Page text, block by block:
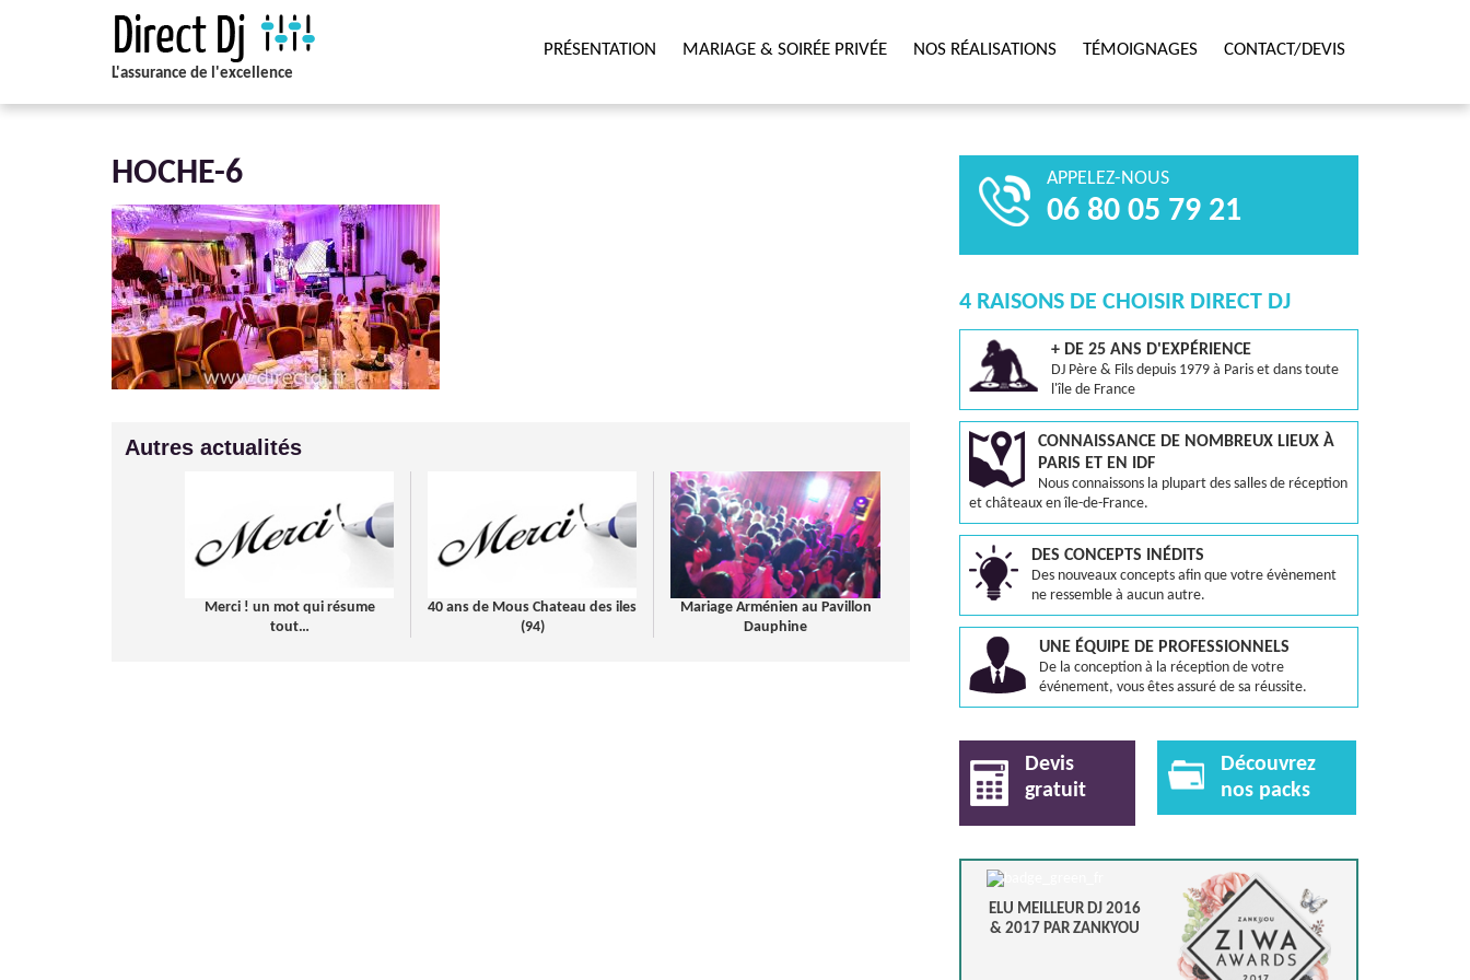
L'assurance de l'excellence
PRÉSENTATION MARIAGE & SOIRÉE PRIVÉE NOS RÉALISATIONS TÉMOIGNAGES CONTACT/DEVIS
HOCHE-6
Autres actualités
Merci ! un mot qui résume
tout…
40 ans de Mous Chateau des iles
(94)
Mariage Arménien au Pavillon
Dauphine
APPELEZ-NOUS
06 80 05 79 21
4 RAISONS DE CHOISIR DIRECT DJ
+ DE 25 ANS D'EXPÉRIENCE
DJ Père & Fils depuis 1979 à Paris et dans toute
l'île de France
CONNAISSANCE DE NOMBREUX LIEUX À
PARIS ET EN IDF
Nous connaissons la plupart des salles de réception
et châteaux en île-de-France.
DES CONCEPTS INÉDITS
Des nouveaux concepts afin que votre évènement
ne ressemble à aucun autre.
UNE ÉQUIPE DE PROFESSIONNELS
De la conception à la réception de votre
événement, vous êtes assuré de sa réussite.
Devis
gratuit
Découvrez
nos packs
ELU MEILLEUR DJ 2016
& 2017 PAR ZANKYOU